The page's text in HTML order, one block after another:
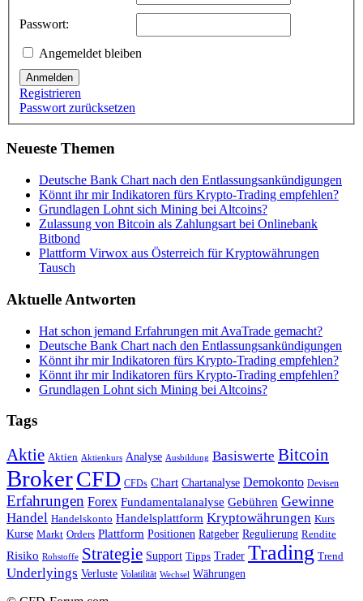
Passwort:
Angemeldet bleiben
Anmelden
Registrieren
Passwort zurücksetzen
Neueste Themen
Deutsche Bank Chart nach den Entlassungsankündigungen
Könnt ihr mir Indikatoren fürs Krypto-Trading empfehlen?
Grundlagen Lohnt sich Mining bei Altcoins?
Zulassung von Bitcoin als Zahlungsart bei Onlinebank
Bitbond
Plattform Virwox aus Österreich für Kryptowährungen
Tausch
Aktuelle Antworten
Hat schon jemand Erfahrungen mit AvaTrade gemacht?
Deutsche Bank Chart nach den Entlassungsankündigungen
Könnt ihr mir Indikatoren fürs Krypto-Trading empfehlen?
Könnt ihr mir Indikatoren fürs Krypto-Trading empfehlen?
Grundlagen Lohnt sich Mining bei Altcoins?
Tags
Aktie Aktien Aktienkurs Analyse Ausbildung Basiswerte Bitcoin
BrokerCFD CFDs Chart Chartanalyse Demokonto Devisen
Erfahrungen Forex Fundamentalanalyse Gebühren Gewinne
Handel Handelskonto Handelsplattform Kryptowährungen Kurs
Kurse Markt Orders Plattform Positionen Ratgeber Regulierung Rendite
Risiko Rohstoffe Strategie Support Tipps Trader Trading Trend
Underlyings Verluste Volatilität Wechsel Währungen